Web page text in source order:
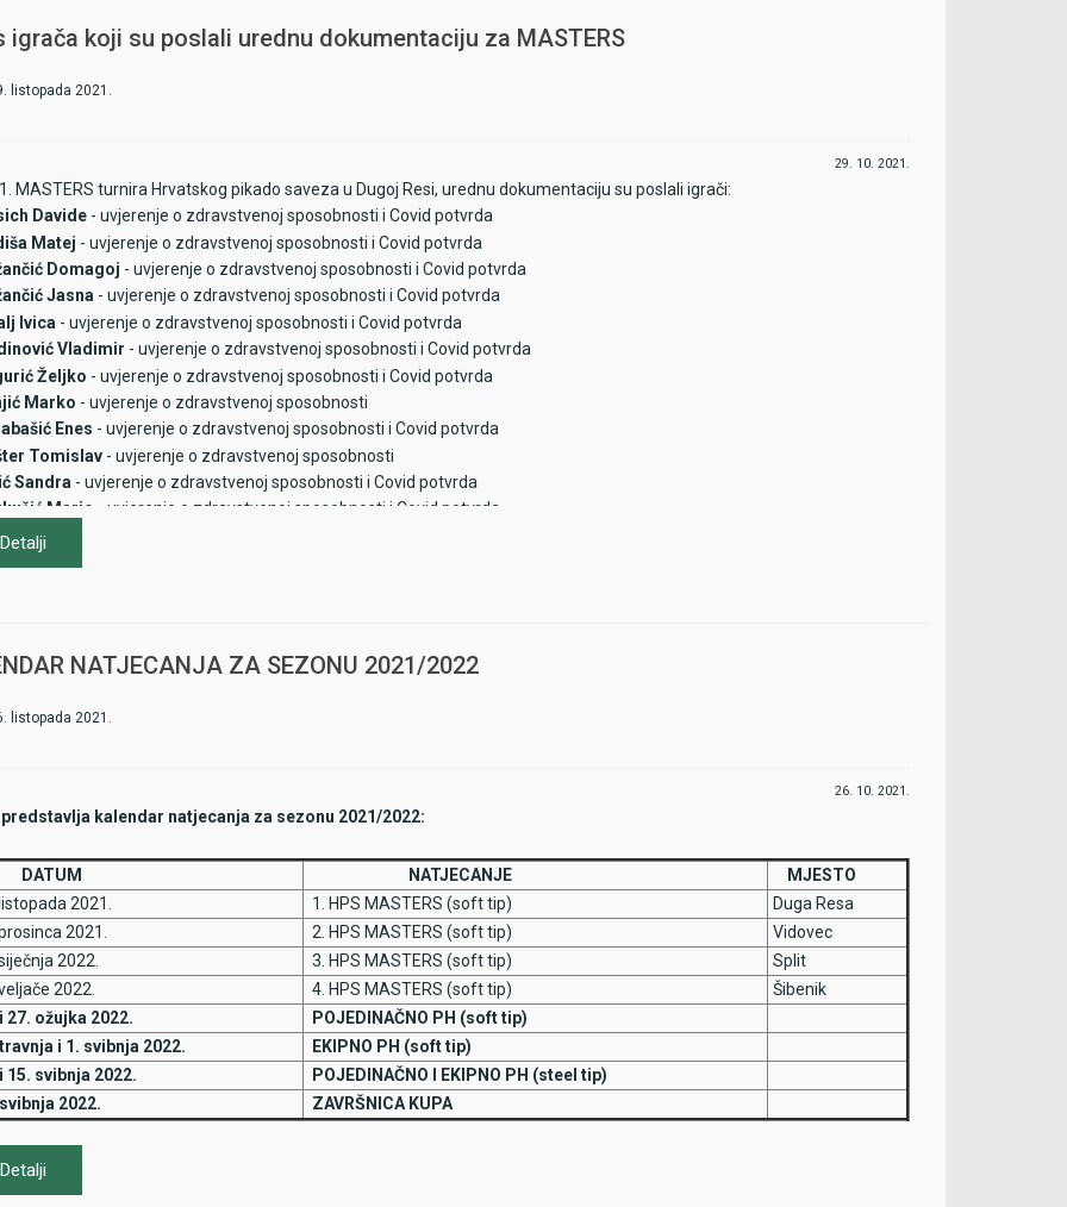
igrača koji su poslali urednu dokumentaciju za MASTERS
listopada 2021.
29. 10. 2021.
MASTERS turnira Hrvatskog pikado saveza u Dugoj Resi, urednu dokumentaciju su poslali igrači:
Davide - uvjerenje o zdravstvenoj sposobnosti i Covid potvrda
Matej - uvjerenje o zdravstvenoj sposobnosti i Covid potvrda
Domagoj - uvjerenje o zdravstvenoj sposobnosti i Covid potvrda
Jasna - uvjerenje o zdravstvenoj sposobnosti i Covid potvrda
Ivica - uvjerenje o zdravstvenoj sposobnosti i Covid potvrda
Vladimir - uvjerenje o zdravstvenoj sposobnosti i Covid potvrda
Željko - uvjerenje o zdravstvenoj sposobnosti i Covid potvrda
Marko - uvjerenje o zdravstvenoj sposobnosti
Enes - uvjerenje o zdravstvenoj sposobnosti i Covid potvrda
Tomislav - uvjerenje o zdravstvenoj sposobnosti
Sandra - uvjerenje o zdravstvenoj sposobnosti i Covid potvrda
Mario
- uvjerenje o zdravstvenoj sposobnosti i Covid potvrda
Marijana
igračineće morati prilikom prijave na MASTERS turniru predočiti navedene dokumente.
od 6 mjeseci i digitalnu Covid19 potvrdu o cijepljenju ili potvrdu o preboljenju Covida unutar posljednjih 6 mjeseci ili
Detalji
NATJECANJA ZA SEZONU 2021/2022
listopada 2021.
26. 10. 2021.
predstavlja kalendar natjecanja za sezonu 2021/2022:
NATJECANJE
MJESTO
2021.
1. HPS MASTERS (soft tip)
Duga Resa
2021.
2. HPS MASTERS (soft tip)
Vidovec
2022.
3. HPS MASTERS (soft tip)
Split
2022.
4. HPS MASTERS (soft tip)
Šibenik
27. ožujka 2022.
POJEDINAČNO PH (soft tip)
i 1. svibnja 2022.
EKIPNO PH (soft tip)
15. svibnja 2022.
POJEDINAČNO I EKIPNO PH (steel tip)
2022.
ZAVRŠNICA KUPA
održavanja prvenstva države i završnice kupa odredit će se naknadno i HPS će pravodobno obavijestiti sve igrače i
o tome.
Detalji